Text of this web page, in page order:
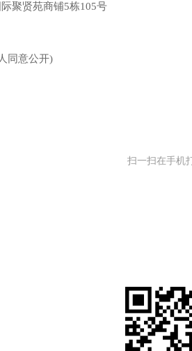
聚贤苑商铺5栋105号
同意公开)
扫一扫在手机